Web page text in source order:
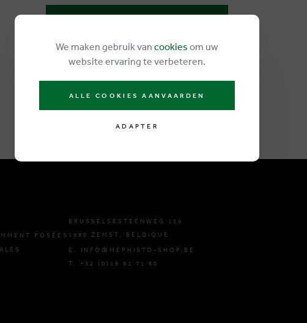
POSÉES
BRUSSELSESTEENWEG 129
1980 ZEMST, BELGIQUE
E. INFO@MEPHISTO-SHOP.BE
T. +32 (0)16 61 71 60
We maken gebruik van cookies om uw
website ervaring te verbeteren.
ALLE COOKIES AANVAARDEN
ADAPTER